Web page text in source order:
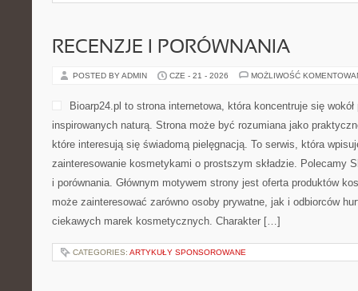
RECENZJE I PORÓWNANIA
POSTED BY ADMIN CZE - 21 - 2026 MOŻLIWOŚĆ
Bioarp24.pl to strona internetowa, która koncentruje się
inspirowanych naturą. Strona może być rozumiana jako
które interesują się świadomą pielęgnacją. To serwis, która
zainteresowanie kosmetykami o prostszym składzie. Polecamy
i porównania. Głównym motywem strony jest oferta produktów
może zainteresować zarówno osoby prywatne, jak i odbiorców
ciekawych marek kosmetycznych. Charakter […]
CATEGORIES: ARTYKUŁY SPONSOROWANE